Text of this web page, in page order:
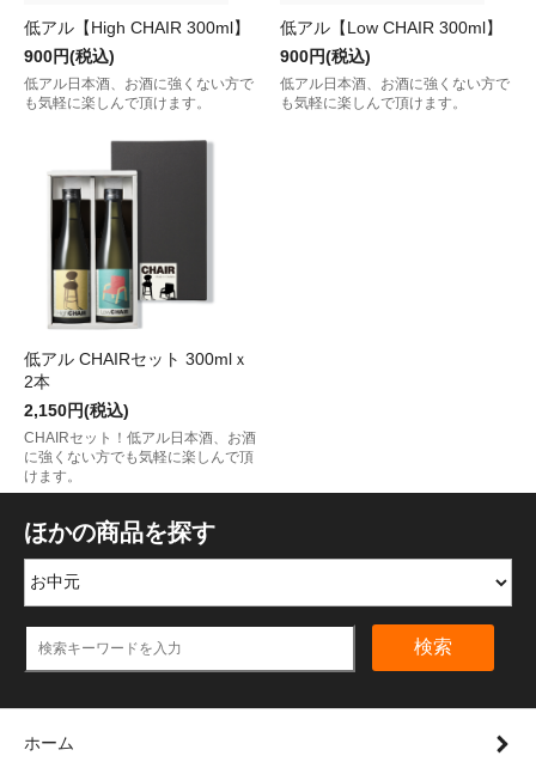
低アル【High CHAIR 300ml】
900円(税込)
低アル日本酒、お酒に強くない方で
も気軽に楽しんで頂けます。
低アル【Low CHAIR 300ml】
900円(税込)
低アル日本酒、お酒に強くない方で
も気軽に楽しんで頂けます。
低アル CHAIRセット 300mlｘ
2本
2,150円(税込)
CHAIRセット！低アル日本酒、お酒
に強くない方でも気軽に楽しんで頂
けます。
ほかの商品を探す
検索
ホーム